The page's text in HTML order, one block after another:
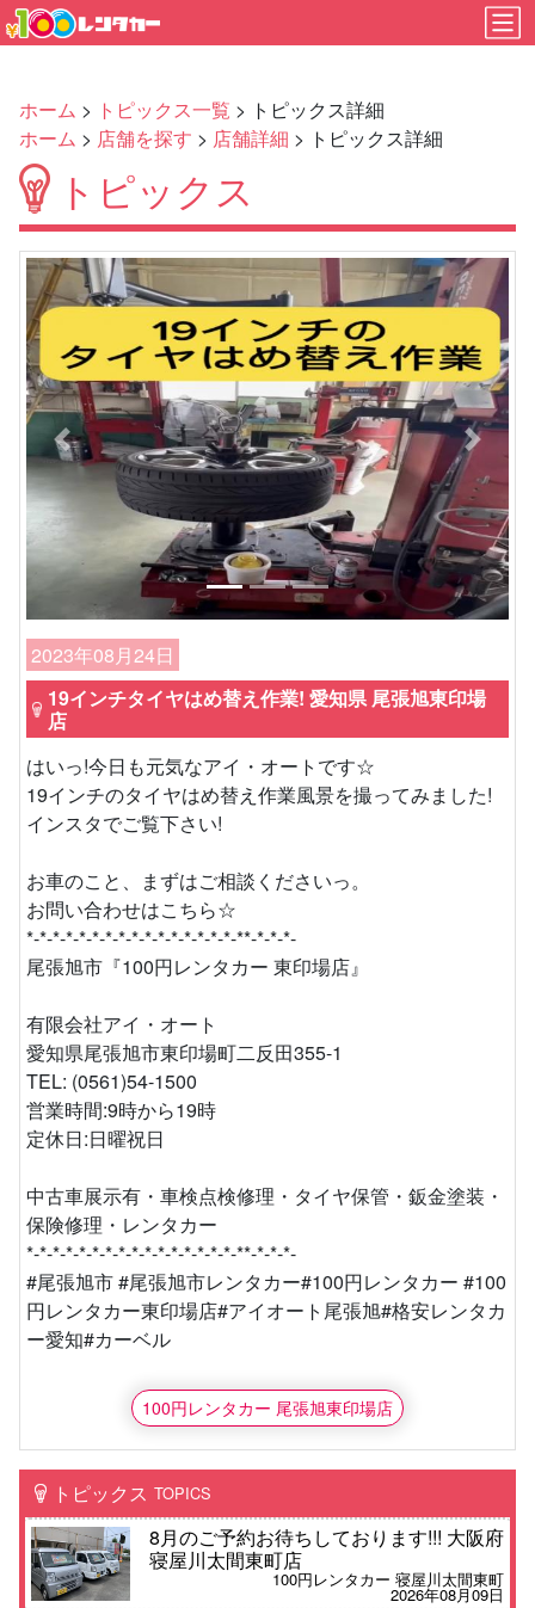
ホーム > トピックス一覧 > トピックス詳細
ホーム > 店舗を探す > 店舗詳細 > トピックス詳細
トピックス
Previous Next
2023年08月24日
19インチタイヤはめ替え作業! 愛知県 尾張旭東印場
店
はいっ!今日も元気なアイ・オートです☆
19インチのタイヤはめ替え作業風景を撮ってみました!
インスタでご覧下さい!
お車のこと、まずはご相談くださいっ。
お問い合わせはこちら☆
*-*-*-*-*-*-*-*-*-*-*-*-*-*-*-*-**-*-*-*-
尾張旭市『100円レンタカー 東印場店』
有限会社アイ・オート
愛知県尾張旭市東印場町二反田355-1
TEL: (0561)54-1500
営業時間:9時から19時
定休日:日曜祝日
中古車展示有・車検点検修理・タイヤ保管・鈑金塗装・
保険修理・レンタカー
*-*-*-*-*-*-*-*-*-*-*-*-*-*-*-*-**-*-*-*-
#尾張旭市 #尾張旭市レンタカー#100円レンタカー #100
円レンタカー東印場店#アイオート尾張旭#格安レンタカ
ー愛知#カーベル
100円レンタカー 尾張旭東印場店
トピックス TOPICS
8月のご予約お待ちしております!!! 大阪府
寝屋川太間東町店
100円レンタカー 寝屋川太間東町
2026年08月09日